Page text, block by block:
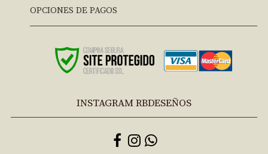
OPCIONES DE PAGOS
INSTAGRAM RBDESEÑOS